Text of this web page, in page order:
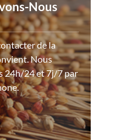
Nous
de la
Nous
24h/24 et 7j/7 par